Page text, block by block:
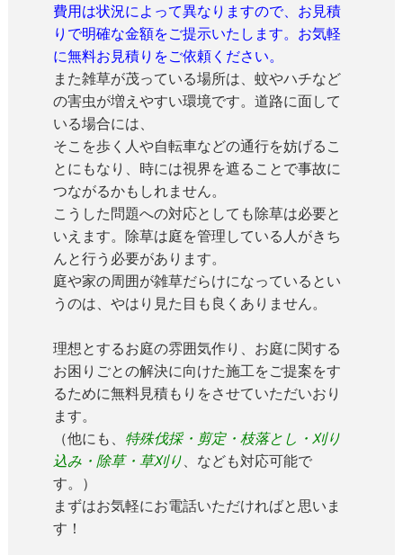
費用は状況によって異なりますので、お見積
りで明確な金額をご提示いたします。お気軽
に無料お見積りをご依頼ください。
また雑草が茂っている場所は、蚊やハチなど
の害虫が増えやすい環境です。道路に面して
いる場合には、
そこを歩く人や自転車などの通行を妨げるこ
とにもなり、時には視界を遮ることで事故に
つながるかもしれません。
こうした問題への対応としても除草は必要と
いえます。除草は庭を管理している人がきち
んと行う必要があります。
庭や家の周囲が雑草だらけになっているとい
うのは、やはり見た目も良くありません。
理想とするお庭の雰囲気作り、お庭に関する
お困りごとの解決に向けた施工をご提案をす
るために無料見積もりをさせていただいおり
ます。
（他にも、 特殊伐採・剪定・枝落とし・刈り
込み・除草・草刈り、なども対応可能で
す。）
まずはお気軽にお電話いただければと思いま
す！